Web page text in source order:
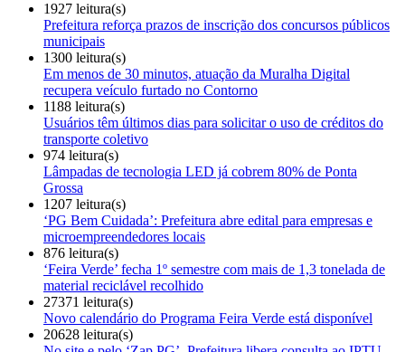
1927 leitura(s)
Prefeitura reforça prazos de inscrição dos concursos públicos
municipais
1300 leitura(s)
Em menos de 30 minutos, atuação da Muralha Digital
recupera veículo furtado no Contorno
1188 leitura(s)
Usuários têm últimos dias para solicitar o uso de créditos do
transporte coletivo
974 leitura(s)
Lâmpadas de tecnologia LED já cobrem 80% de Ponta
Grossa
1207 leitura(s)
‘PG Bem Cuidada’: Prefeitura abre edital para empresas e
microempreendedores locais
876 leitura(s)
‘Feira Verde’ fecha 1º semestre com mais de 1,3 tonelada de
material reciclável recolhido
27371 leitura(s)
Novo calendário do Programa Feira Verde está disponível
20628 leitura(s)